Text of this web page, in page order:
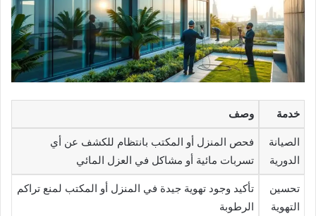
خدمة وصف
الصيانة
الدورية
فحص المنزل أو المكتب بانتظام للكشف عن أي
تسربات مائية أو مشاكل في العزل المائي
تحسين
التهوية
تأكيد وجود تهوية جيدة في المنزل أو المكتب لمنع تراكم
الرطوبة